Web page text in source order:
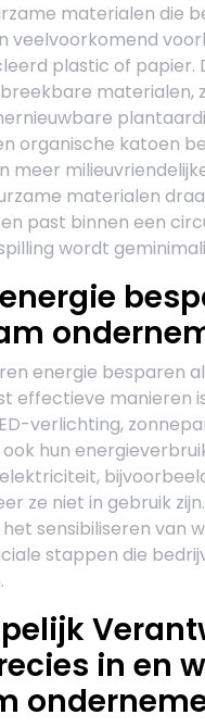
materialen die
veelvoorkomend
plastic of papier.
materialen,
organische katoen
meer
materialen
past binnen een
wordt
energie besparen
effectieve manieren
verlichting,
hun
ze niet in gebruik
sensibiliseren van
stappen die
in en